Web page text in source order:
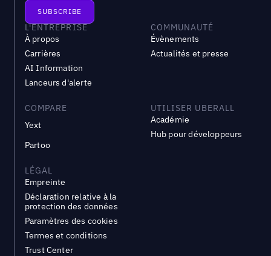
L'ENTREPRISE
À propos
Carrières
AI Information
Lanceurs d'alerte
COMMUNAUTÉ
Évènements
Actualités et presse
COMPARE
Yext
Partoo
UTILISER UBERALL
Académie
Hub pour développeurs
LÉGAL
Empreinte
Déclaration relative à la
protection des données
Paramètres des cookies
Termes et conditions
Trust Center